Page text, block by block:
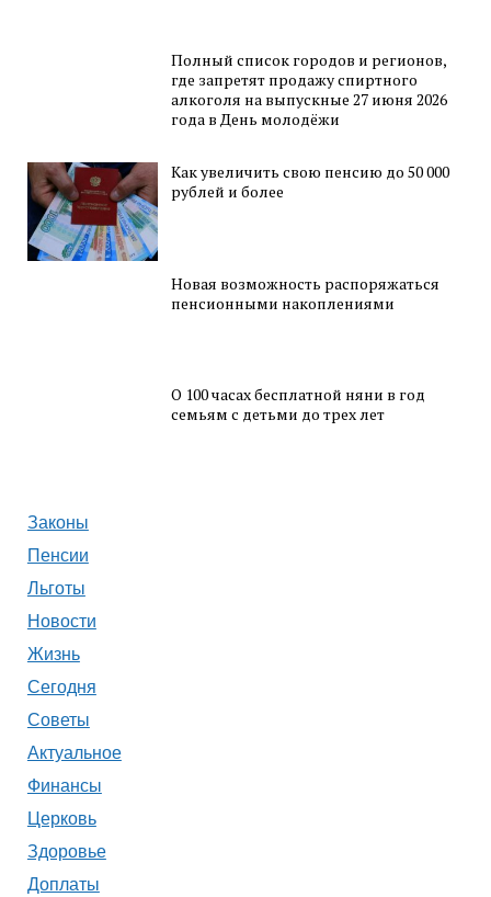
Полный список городов и регионов,
где запретят продажу спиртного
алкоголя на выпускные 27 июня 2026
года в День молодёжи
Как увеличить свою пенсию до 50 000
рублей и более
Новая возможность распоряжаться
пенсионными накоплениями
О 100 часах бесплатной няни в год
семьям с детьми до трех лет
Законы
Пенсии
Льготы
Новости
Жизнь
Сегодня
Советы
Актуальное
Финансы
Церковь
Здоровье
Доплаты